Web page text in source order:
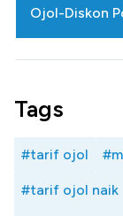
Ojol-Diskon
Tags
#tarif ojol
#tarif ojol naik